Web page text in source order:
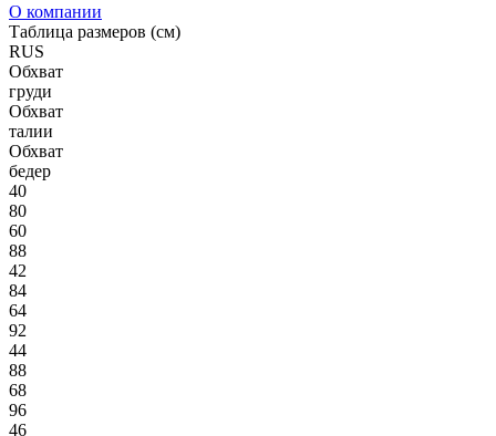
О компании
Таблица размеров (см)
RUS
Обхват
груди
Обхват
талии
Обхват
бедер
40
80
60
88
42
84
64
92
44
88
68
96
46